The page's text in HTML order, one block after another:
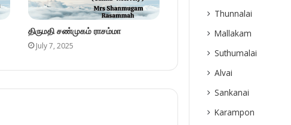
திருமதி சண்முகம் ராசம்மா
July 7, 2025
Thunnalai
Mallakam
Suthumalai
Alvai
Sankanai
Karampon